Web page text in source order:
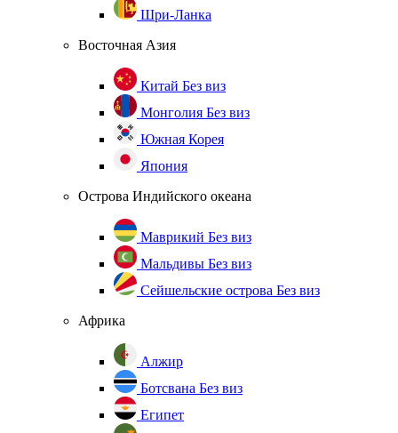
Шри-Ланка
Восточная Азия
Китай Без виз
Монголия Без виз
Южная Корея
Япония
Острова Индийского океана
Маврикий Без виз
Мальдивы Без виз
Сейшельские острова Без виз
Африка
Алжир
Ботсвана Без виз
Египет